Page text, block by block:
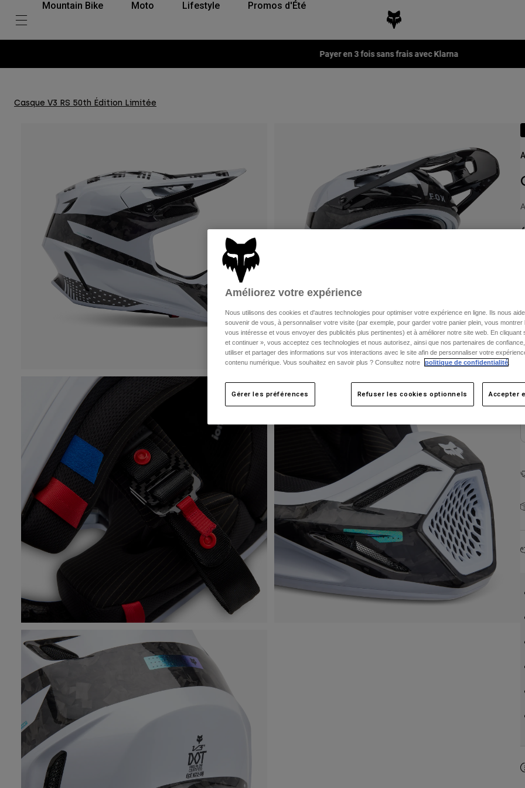
Mountain Bike Moto Lifestyle Promos d'Été
Payer en 3 fois sans frais avec Klarna
Casque V3 RS 50th Édition Limitée
Améliorez votre expérience
Nous utilisons des cookies et d'autres technologies pour optimiser votre expérience en ligne. Ils nous
souvenir de vous, à personnaliser votre visite (par exemple, pour garder votre panier plein, vous montrer
vous intéresse et vous envoyer des publicités plus pertinentes) et à améliorer notre site web. En cliquant
et continuer », vous acceptez ces technologies et nous autorisez, ainsi que nos partenaires de confiance,
utiliser et partager des informations sur vos interactions avec le site afin de personnaliser votre
contenu numérique. Vous souhaitez en savoir plus ? Consultez notre
politique de confidentialité
Gérer les préférences Refuser les cookies optionnels Accepter